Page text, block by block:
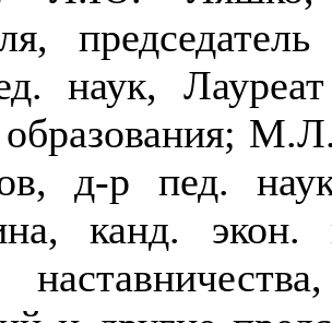
наук,
образования;
д-р пед.
канд. экон.